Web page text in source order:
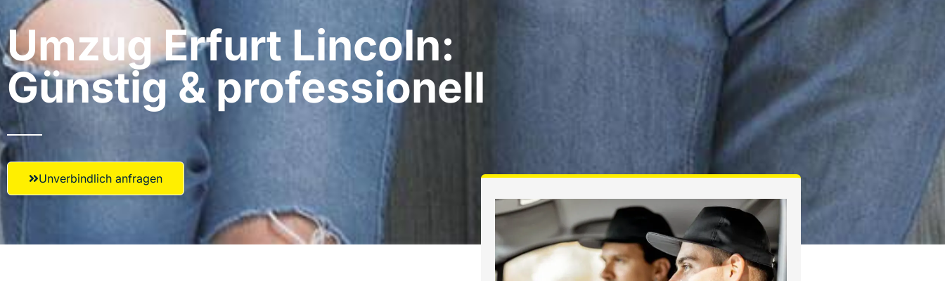
Umzug Erfurt​ Lincoln:
Günstig & professionell​
Unverbindlich anfragen